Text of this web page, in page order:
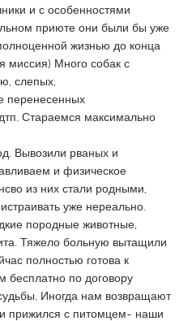
MA
Cass Clay
OH
Durham, NC
и с особенностями
приюте они были бы уже
жизнью до конца
миссия) Много собак с
слепых,
перенесенных
Стараемся максимально
Вывозили рваных и
и физическое
из них стали родными,
уже нереально.
породные животные,
Тяжело больную вытащили
полностью готова к
бесплатно по договору
Иногда нам возвращают
и прижился с питомцем- наши